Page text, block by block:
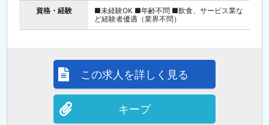
資格・経験
■未経験OK ■年齢不問 ■飲食、サービス業な
ど経験者優遇（業界不問）
この求人を詳しく見る
キープ